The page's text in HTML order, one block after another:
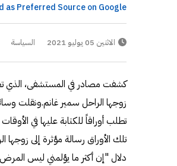
as Preferred Source on Google
الاثنين 05 يوليو 2021 السياسة
كشفت مصادر في المستشفى، الذي
زوجها الراحل سمير غانم.ونقلت
تطلب أوراقاً للكتابة عليها في
تلك الأوراق رسالة مؤثرة إلى زوجها
دلال "إن أكثر ما يؤلمني ليس